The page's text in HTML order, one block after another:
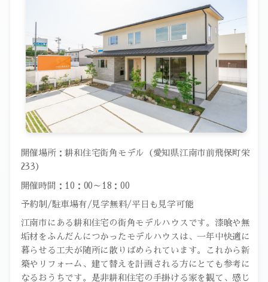
開催場所：耕和住宅街角モデル（愛知県江南市前飛保町栄
233）
開催時間： 10 ： 00 ～ 18 ：00
予約制 /駐車場有 /見学無料/平日も見学可能
江南市にある耕和住宅の街角モデルハウスです。漆喰や無
垢材をふんだんにつかったモデルハウスは、一年中快適に
暮らせる工夫が随所に散りばめられています。これから新
築やリフォーム、建て替えを計画される方にとても参考に
なるおうちです。是非耕和住宅の手掛ける家を観て、感じ